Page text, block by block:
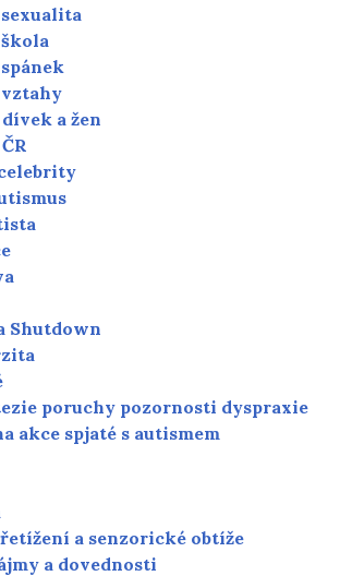
a žen
Shutdown
poruchy pozornosti dyspraxie
akce spjaté s autismem
a senzorické obtíže
a dovednosti